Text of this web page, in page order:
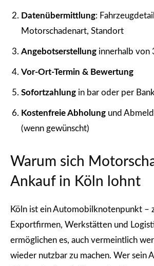
Datenübermittlung:
Motorschadenart, Standort
Angebotserstellung innerhalb von
Vor-Ort-Termin & Bewertung
Sofortzahlung in bar oder per Bank
Kostenfreie Abholung und
(wenn gewünscht)
Warum sich
Ankauf in Köln lohnt
Köln ist ein Automobilknotenpunkt –
Exportfirmen, Werkstätten und
ermöglichen es, auch vermeintlich
wieder nutzbar zu machen. Wer sein